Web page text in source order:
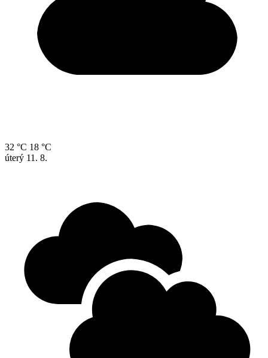
32 °C 18 °C
úterý 11. 8.